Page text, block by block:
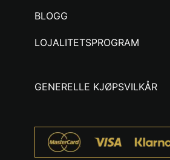
BLOGG
LOJALITETSPROGRAM
GENERELLE KJØPSVILKÅR